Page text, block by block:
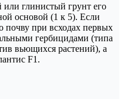
глинистый грунт его
основой (1 к 5). Если
почву при всходах первых
гербицидами (типа
вьющихся растений), а
F1.